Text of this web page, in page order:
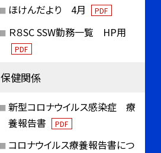
ほけんだより 4月 PDF
Ｒ８SC SSW勤務一覧 HP用
PDF
保健関係
新型コロナウイルス感染症 療
養報告書
PDF
コロナウイルス療養報告書につ